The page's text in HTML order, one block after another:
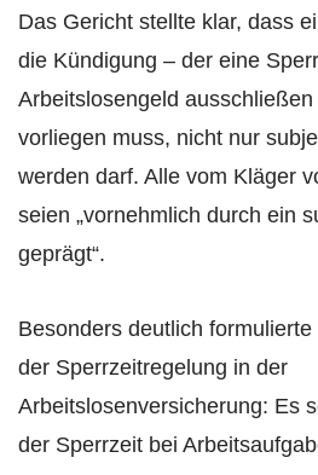
Das Gericht stellte klar, dass
die Kündigung – der eine
Arbeitslosengeld
vorliegen muss, nicht nur
werden darf. Alle vom Kläger
seien „vornehmlich durch ein
geprägt“.
Besonders deutlich
der Sperrzeitregelung in der
Arbeitslosenversicherung: Es
der Sperrzeit bei